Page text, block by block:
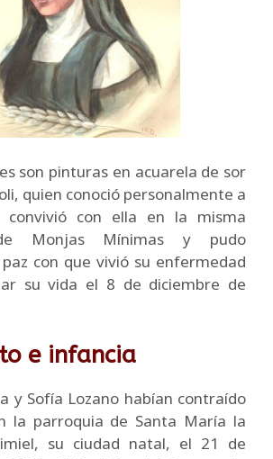
son pinturas en acuarela de sor
quien conoció personalmente a
convivió con ella en la misma
Monjas Mínimas y pudo
con que vivió su enfermedad
su vida el 8 de diciembre de
e infancia
y Sofía Lozano habían contraído
la parroquia de Santa María la
su ciudad natal, el 21 de